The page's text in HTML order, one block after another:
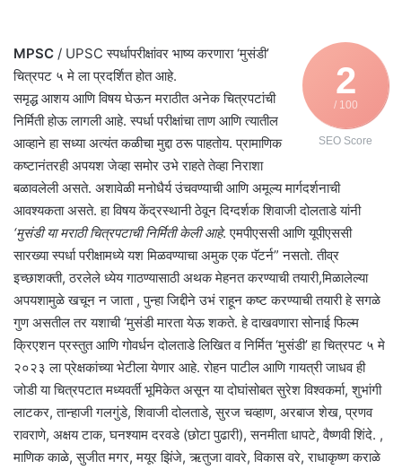
2
/ 100
SEO Score
MPSC / UPSC स्पर्धापरीक्षांवर भाष्य करणारा ‘मुसंडी’
चित्रपट ५ मे ला प्रदर्शित होत आहे.
समृद्ध आशय आणि विषय घेऊन मराठीत अनेक चित्रपटांची
निर्मिती होऊ लागली आहे. स्पर्धा परीक्षांचा ताण आणि त्यातील
आव्हाने हा सध्या अत्यंत कळीचा मुद्दा ठरू पाहतोय. प्रामाणिक
कष्टानंतरही अपयश जेव्हा समोर उभे राहते तेव्हा निराशा
बळावलेली असते. अशावेळी मनोधैर्य उंचवण्याची आणि अमूल्य मार्गदर्शनाची
आवश्यकता असते. हा विषय केंद्रस्थानी ठेवून दिग्दर्शक शिवाजी दोलताडे यांनी
‘मुसंडी या मराठी चित्रपटाची निर्मिती केली आहे. एमपीएससी आणि यूपीएससी
सारख्या स्पर्धा परीक्षामध्ये यश मिळवण्याचा अमुक एक पॅटर्न” नसतो. तीव्र
इच्छाशक्ती, ठरलेले ध्येय गाठण्यासाठी अथक मेहनत करण्याची तयारी,मिळालेल्या
अपयशामुळे खचून न जाता , पुन्हा जिद्दीने उभं राहून कष्ट करण्याची तयारी हे सगळे
गुण असतील तर यशाची ‘मुसंडी मारता येऊ शकते. हे दाखवणारा सोनाई फिल्म
क्रिएशन प्रस्तुत आणि गोवर्धन दोलताडे लिखित व निर्मित ‘मुसंडी’ हा चित्रपट ५ मे
२०२३ ला प्रेक्षकांच्या भेटीला येणार आहे. रोहन पाटील आणि गायत्री जाधव ही
जोडी या चित्रपटात मध्यवर्ती भूमिकेत असून या दोघांसोबत सुरेश विश्वकर्मा, शुभांगी
लाटकर, तान्हाजी गलगुंडे, शिवाजी दोलताडे, सुरज चव्हाण, अरबाज शेख, प्रणव
रावराणे, अक्षय टाक, घनश्याम दरवडे (छोटा पुढारी), सनमीता धापटे, वैष्णवी शिंदे. ,
माणिक काळे, सुजीत मगर, मयूर झिंजे, ऋतुजा वावरे, विकास वरे, राधाकृष्ण कराळे